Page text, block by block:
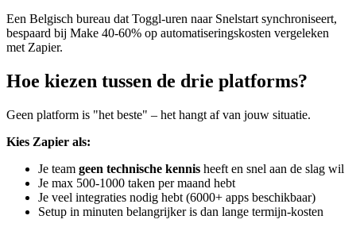
Een Belgisch bureau dat Toggl-uren naar Snelstart synchroniseert,
bespaard bij Make 40-60% op automatiseringskosten vergeleken
met Zapier.
Hoe kiezen tussen de drie platforms?
Geen platform is "het beste" – het hangt af van jouw situatie.
Kies Zapier als:
Je team geen technische kennis heeft en snel aan de slag wil
Je max 500-1000 taken per maand hebt
Je veel integraties nodig hebt (6000+ apps beschikbaar)
Setup in minuten belangrijker is dan lange termijn-kosten